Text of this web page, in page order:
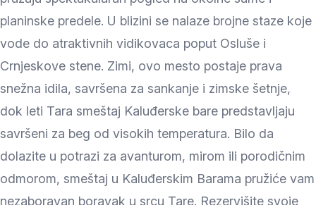
planinske predele. U blizini se nalaze brojne staze koje
vode do atraktivnih vidikovaca poput Osluše i
Crnjeskove stene. Zimi, ovo mesto postaje prava
snežna idila, savršena za sankanje i zimske šetnje,
dok leti Tara smeštaj Kaluđerske bare predstavljaju
savršeni za beg od visokih temperatura. Bilo da
dolazite u potrazi za avanturom, mirom ili porodičnim
odmorom, smeštaj u Kaluđerskim Barama pružiće vam
nezaboravan boravak u srcu Tare. Rezervišite svoje